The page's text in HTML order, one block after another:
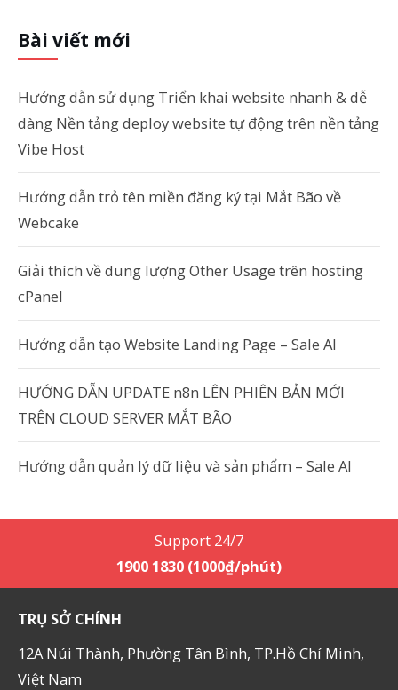
Bài viết mới
Hướng dẫn sử dụng Triển khai website nhanh & dễ
dàng Nền tảng deploy website tự động trên nền tảng
Vibe Host
Hướng dẫn trỏ tên miền đăng ký tại Mắt Bão về
Webcake
Giải thích về dung lượng Other Usage trên hosting
cPanel
Hướng dẫn tạo Website Landing Page – Sale AI
HƯỚNG DẪN UPDATE n8n LÊN PHIÊN BẢN MỚI
TRÊN CLOUD SERVER MẮT BÃO
Hướng dẫn quản lý dữ liệu và sản phẩm – Sale AI
Support 24/7
1900 1830 (1000₫/phút)
TRỤ SỞ CHÍNH
12A Núi Thành, Phường Tân Bình, TP.Hồ Chí Minh,
Việt Nam